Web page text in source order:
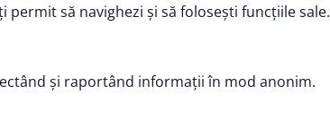
să navighezi și să folosești funcțiile sale.
și raportând informații în mod anonim.